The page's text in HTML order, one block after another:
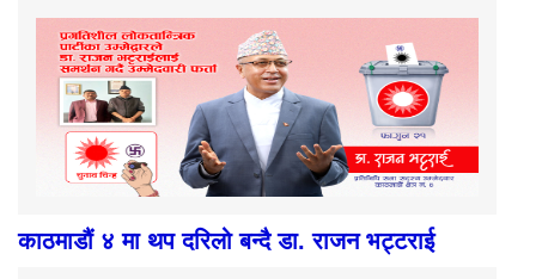
काठमाडौं ४ मा थप दरिलो बन्दै डा. राजन भट्टराई